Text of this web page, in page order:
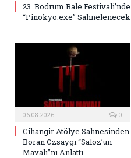
23. Bodrum Bale Festivali’nde
“Pinokyo.exe” Sahnelenecek
06.08.2026 0
Cihangir Atölye Sahnesinden
Boran Özsaygı “Saloz’un
Mavalı”nı Anlattı